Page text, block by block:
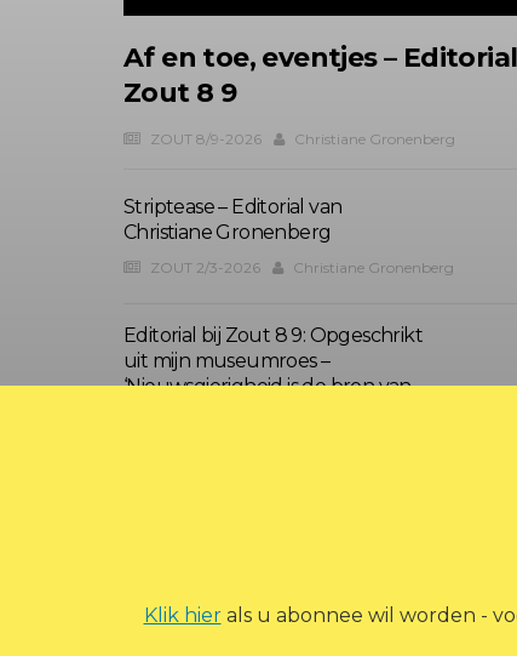
Klik hierals u abonnee wil worden -
Af en toe, eventjes –
Zout 8 9
ZOUT 8/9-2026 Christiane Gronenberg
Striptease – Editorial van
Christiane Gronenberg
ZOUT 2/3-2026 Christiane Gronenberg
Editorial bij Zout 8 9: Opgeschrikt
uit mijn museumroes –
‘Nieuwsgierigheid is de bron van